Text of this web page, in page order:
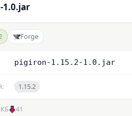
1.0.jar
Forge
pigiron-1.15.2-1.0.jar
1.15.2
КБ 41